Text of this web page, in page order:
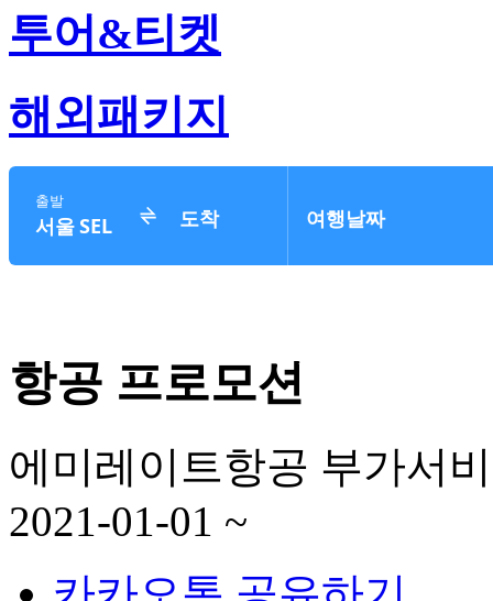
투어&티켓
해외패키지
항공 프로모션
에미레이트항공 부가서
2021-01-01 ~